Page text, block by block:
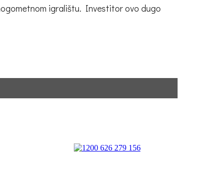
igralištu. Investitor ovo dugo